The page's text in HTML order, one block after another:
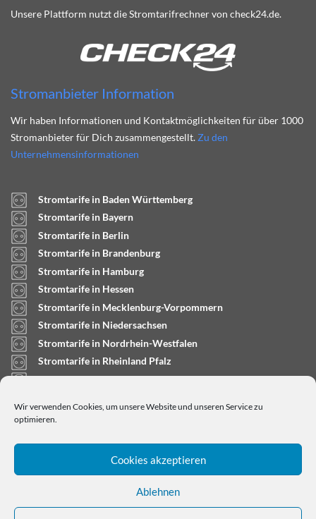
Wir verwenden Cookies, um unsere Website und unseren Service zu
optimieren.
Cookies akzeptieren
Ablehnen
Unsere Plattform nutzt die Stromtarifrechner von check24.de.
Stromanbieter Information
Wir haben Informationen und Kontaktmöglichkeiten für über 1000
Stromanbieter für Dich zusammengestellt. Zu den
Unternehmensinformationen
Stromtarife in Baden Württemberg
Stromtarife in Bayern
Stromtarife in Berlin
Stromtarife in Brandenburg
Stromtarife in Hamburg
Stromtarife in Hessen
Stromtarife in Mecklenburg-Vorpommern
Stromtarife in Niedersachsen
Stromtarife in Nordrhein-Westfalen
Stromtarife in Rheinland Pfalz
Stromtarife in Saarland
Stromtarife in Schleswig-Holstein